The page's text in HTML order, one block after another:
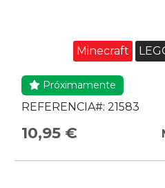
Minecraft
Próximamente
REFERENCIA#: 21583
10,95 €